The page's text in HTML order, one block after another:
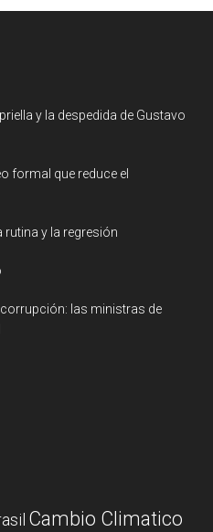
y la despedida de Gustavo
formal que reduce el
rutina y la regresión
las ministras de
Cambio Climatico